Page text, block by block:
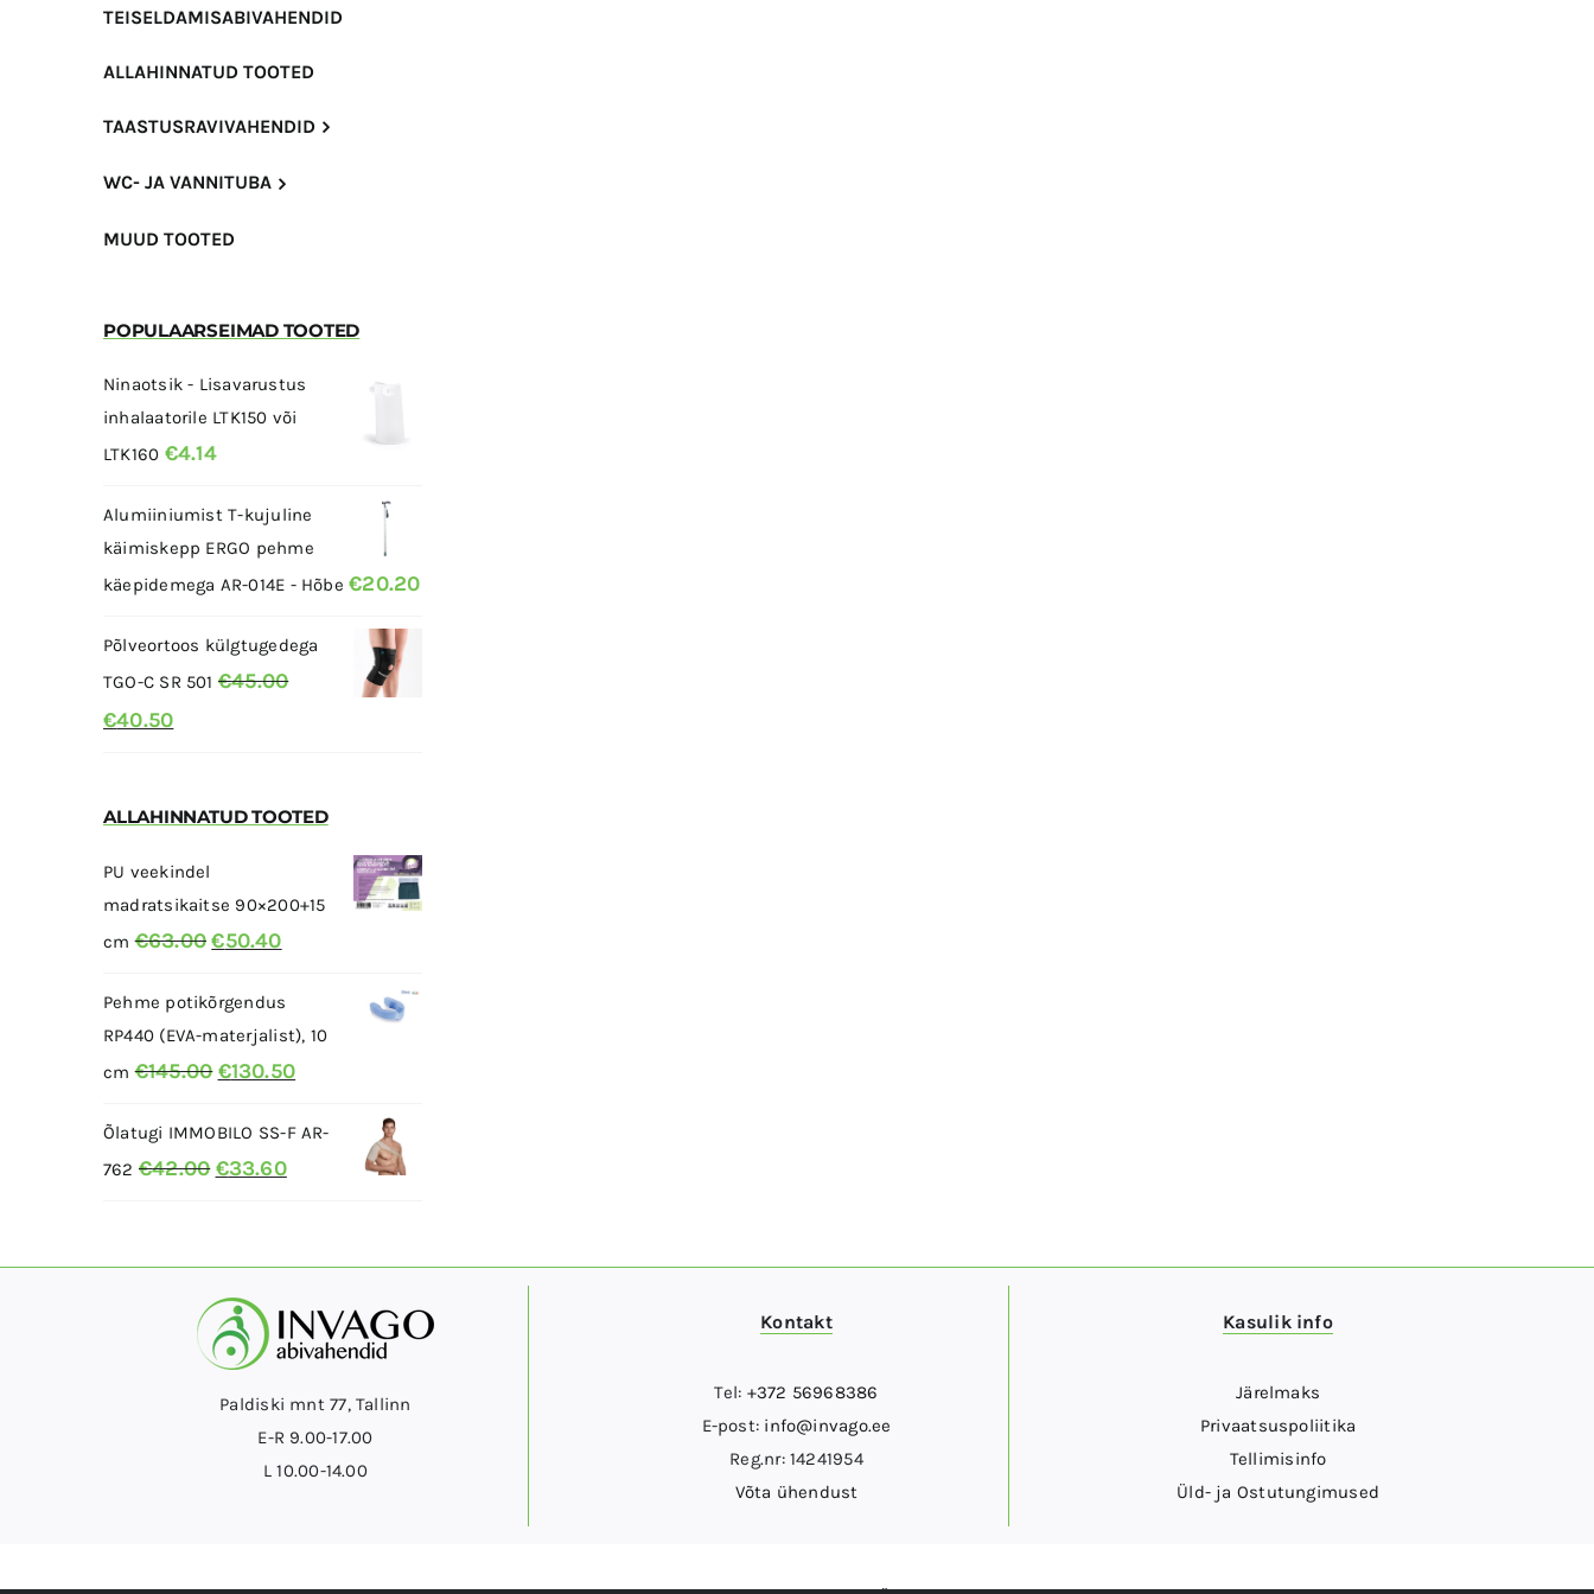
TEISELDAMISABIVAHENDID
ALLAHINNATUD TOOTED
TAASTUSRAVIVAHENDID
WC- JA VANNITUBA
MUUD TOOTED
POPULAARSEIMAD TOOTED
Ninaotsik - Lisavarustus
inhalaatorile LTK150 või
LTK160 €4.14
Alumiiniumist T-kujuline
käimiskepp ERGO pehme
käepidemega AR-014E - Hõbe €20.20
Põlveortoos külgtugedega
TGO-C SR 501 €45.00
Algne
€45.00.
€40.50Current
€40.50.
ALLAHINNATUD TOOTED
PU veekindel
madratsikaitse 90×200+15
cm €63.00 Algne
oli:
€63.00.
€50.40Current
is:
€50.40.
Pehme potikõrgendus
RP440 (EVA-materjalist), 10
cm €145.00 Algne
oli:
€145.00.
€130.50Current
is:
Õlatugi IMMOBILO SS-F AR-
762 €42.00 Algne
€42.00.
€33.60Current
€33.60.
Paldiski mnt 77, Tallinn
E-R 9.00-17.00
L 10.00-14.00
Kontakt
Tel: +372 56968386
E-post: info@invago.ee
Reg.nr: 14241954
Võta ühendust
Kasulik info
Järelmaks
Privaatsuspoliitika
Tellimisinfo
Üld- ja Ostutungimused